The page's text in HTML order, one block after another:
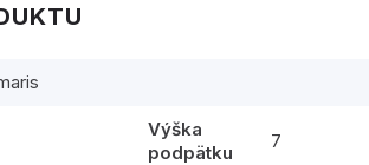
Výška
podpätku
7